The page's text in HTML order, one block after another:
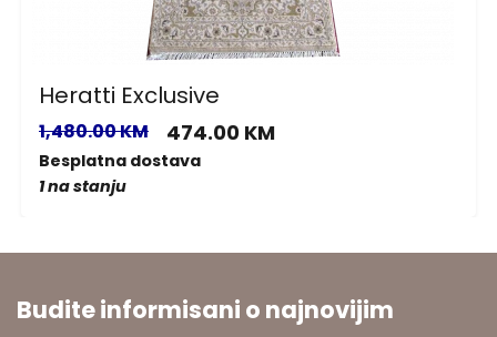
Heratti Exclusive
1,480.00 KM 474.00 KM
Besplatna dostava
1 na stanju
Budite informisani o najnovijim